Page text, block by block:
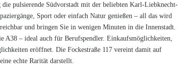
pulsierende Südvorstadt mit der beliebten Karl-Liebknecht-
Sport oder einfach Natur genießen – all das wird
und bringen Sie in wenigen Minuten in die Innenstadt.
– ideal auch für Berufspendler. Einkaufsmöglichkeiten,
eröffnet. Die Fockestraße 117 vereint damit auf
echte Rarität darstellt.